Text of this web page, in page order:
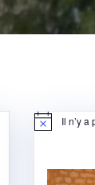
Notice Il n’y a